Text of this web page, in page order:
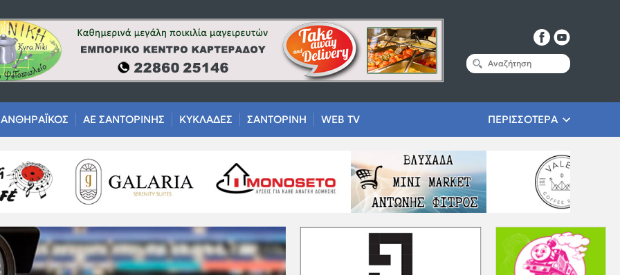
ΑΕ ΣΑΝΤΟΡΙΝΗΣ ΚΥΚΛΑΔΕΣ ΣΑΝΤΟΡΙΝΗ WEB TV ΠΕΡΙΣΣΟΤΕΡΑ